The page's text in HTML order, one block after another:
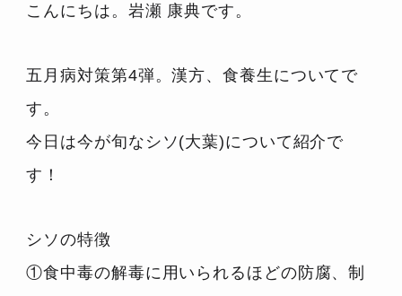
こんにちは。岩瀬 康典です。
五月病対策第4弾。漢方、食養生についてで
す。
今日は今が旬なシソ(大葉)について紹介で
す！
シソの特徴
①食中毒の解毒に用いられるほどの防腐、制